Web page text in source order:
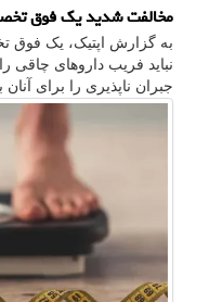
مخالفت شدید یک فوق
به گزارش اپتیک، یک فوق
نباید فریب داروهای چاقی
جبران ناپذیری را برای